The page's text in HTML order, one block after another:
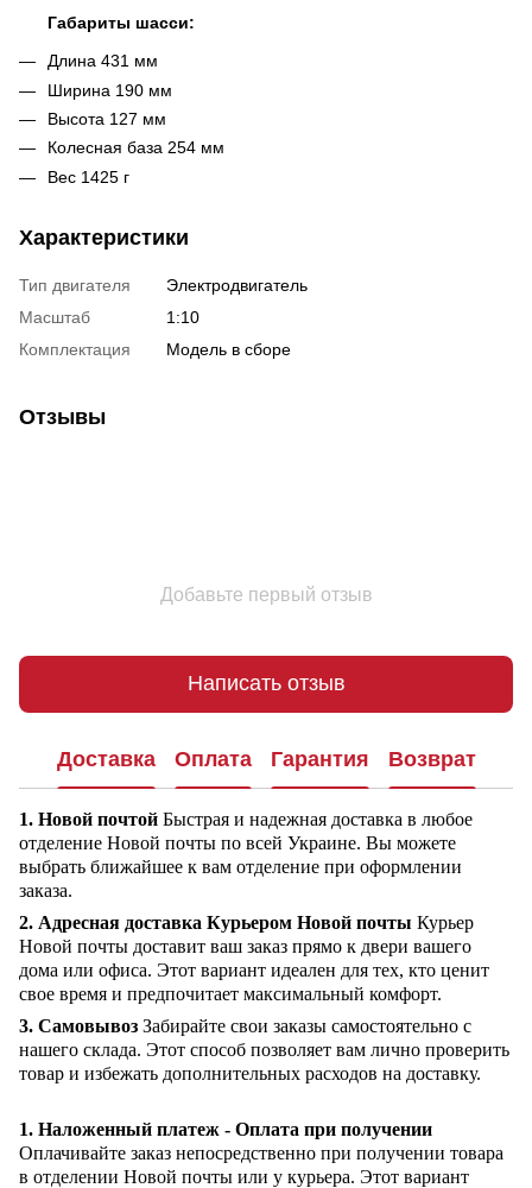
Габариты шасси:
Длина 431 мм
Ширина 190 мм
Высота 127 мм
Колесная база 254 мм
Вес 1425 г
Характеристики
Тип двигателя
Электродвигатель
Масштаб
1:10
Комплектация
Модель в сборе
Отзывы
Добавьте первый отзыв
Написать отзыв
Доставка Оплата Гарантия Возврат
1. Новой почтой Быстрая и надежная доставка в любое
отделение Новой почты по всей Украине. Вы можете
выбрать ближайшее к вам отделение при оформлении
заказа.
2. Адресная доставка Курьером Новой почты Курьер
Новой почты доставит ваш заказ прямо к двери вашего
дома или офиса. Этот вариант идеален для тех, кто ценит
свое время и предпочитает максимальный комфорт.
3. Самовывоз Забирайте свои заказы самостоятельно с
нашего склада. Этот способ позволяет вам лично проверить
товар и избежать дополнительных расходов на доставку.
1. Наложенный платеж - Оплата при получении
Оплачивайте заказ непосредственно при получении товара
в отделении Новой почты или у курьера. Этот вариант